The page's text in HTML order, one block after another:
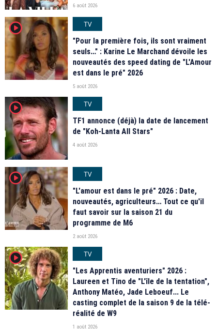
6 août 2026
player2
TV
"Pour la première fois, ils sont vraiment
seuls…" : Karine Le Marchand dévoile les
nouveautés des speed dating de "L'Amour
est dans le pré" 2026
5 août 2026
player2
TV
TF1 annonce (déjà) la date de lancement
de "Koh-Lanta All Stars"
4 août 2026
player2
TV
"L'amour est dans le pré" 2026 : Date,
nouveautés, agriculteurs… Tout ce qu'il
faut savoir sur la saison 21 du
programme de M6
2 août 2026
player2
TV
"Les Apprentis aventuriers" 2026 :
Laureen et Tino de "L'île de la tentation",
Anthony Matéo, Jade Leboeuf... Le
casting complet de la saison 9 de la télé-
réalité de W9
1 août 2026